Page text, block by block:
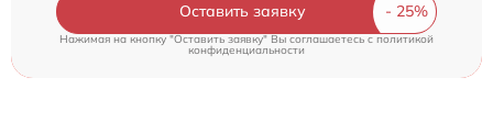
Оставить заявку
Нажимая на кнопку "Оставить заявку" Вы соглашаетесь c политикой
конфиденциальности